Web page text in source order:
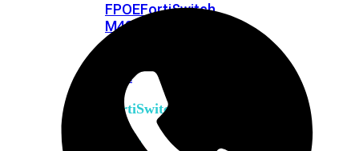
FPOEFortiSwitch
M426E-
FPOE
POE
FortiSwitch
Series